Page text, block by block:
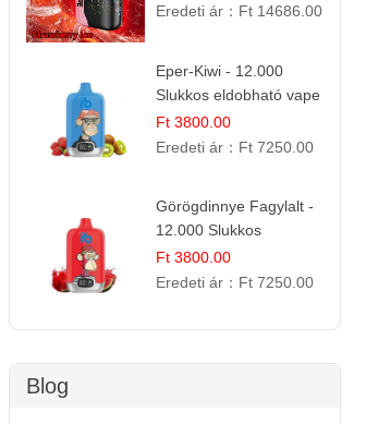
Eredeti ár： Ft 14686.00
Eper-Kiwi - 12.000
Slukkos eldobható vape
| Friss Gyümölcs
Kombináció
Ft 3800.00
Eredeti ár： Ft 7250.00
Görögdinnye Fagylalt -
12.000 Slukkos
eldobható e-Cigaretta
Ft 3800.00
Eredeti ár： Ft 7250.00
Blog